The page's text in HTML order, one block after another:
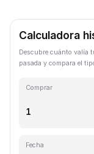
Calculadora
Descubre cuánto valía
pasada y compara el
Comprar
Fecha